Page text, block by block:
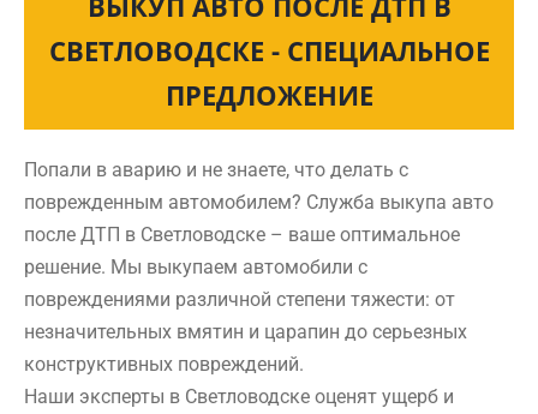
СВЕТЛОВОДСКЕ - СПЕЦИАЛЬНОЕ
ПРЕДЛОЖЕНИЕ
Попали в аварию и не знаете, что делать с
поврежденным автомобилем? Служба выкупа авто
после ДТП в Светловодске – ваше оптимальное
решение. Мы выкупаем автомобили с
повреждениями различной степени тяжести: от
незначительных вмятин и царапин до серьезных
конструктивных повреждений.
Наши эксперты в Светловодске оценят ущерб и